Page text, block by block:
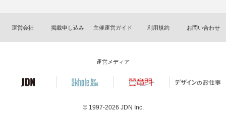
運営会社 掲載申し込み 主催運営ガイド 利用規約 お問い合わせ
運営メディア
© 1997-2026 JDN Inc.